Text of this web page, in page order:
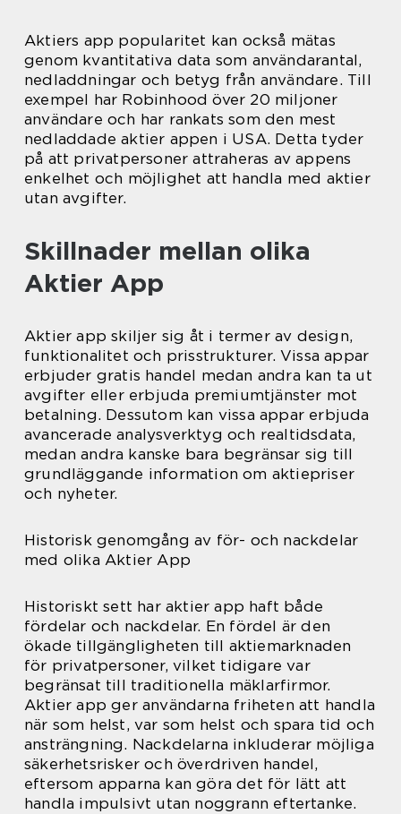
Aktiers app popularitet kan också mätas
genom kvantitativa data som användarantal,
nedladdningar och betyg från användare. Till
exempel har Robinhood över 20 miljoner
användare och har rankats som den mest
nedladdade aktier appen i USA. Detta tyder
på att privatpersoner attraheras av appens
enkelhet och möjlighet att handla med aktier
utan avgifter.
Skillnader mellan olika
Aktier App
Aktier app skiljer sig åt i termer av design,
funktionalitet och prisstrukturer. Vissa appar
erbjuder gratis handel medan andra kan ta ut
avgifter eller erbjuda premiumtjänster mot
betalning. Dessutom kan vissa appar erbjuda
avancerade analysverktyg och realtidsdata,
medan andra kanske bara begränsar sig till
grundläggande information om aktiepriser
och nyheter.
Historisk genomgång av för- och nackdelar
med olika Aktier App
Historiskt sett har aktier app haft både
fördelar och nackdelar. En fördel är den
ökade tillgängligheten till aktiemarknaden
för privatpersoner, vilket tidigare var
begränsat till traditionella mäklarfirmor.
Aktier app ger användarna friheten att handla
när som helst, var som helst och spara tid och
ansträngning. Nackdelarna inkluderar möjliga
säkerhetsrisker och överdriven handel,
eftersom apparna kan göra det för lätt att
handla impulsivt utan noggrann eftertanke.